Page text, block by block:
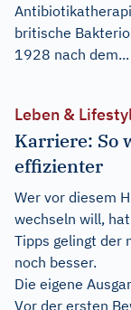
britische
1928 nach dem...
Leben &
Karriere: So
effizienter
Wer vor diesem
wechseln will,
Tipps gelingt der
noch besser.
Die eigene
Vor der ersten